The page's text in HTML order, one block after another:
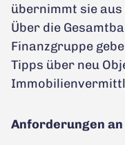
übernimmt sie
Über die
Finanzgruppe
Tipps über neu
Anforderungen